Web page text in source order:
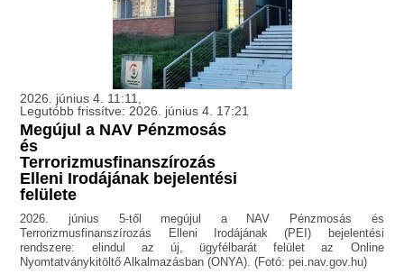
2026. június 4. 11:11,
Legutóbb frissítve: 2026. június 4. 17:21
Megújul a NAV Pénzmosás
és
Terrorizmusfinanszírozás
Elleni Irodájának bejelentési
felülete
2026. június 5-től megújul a NAV Pénzmosás és
Terrorizmusfinanszírozás Elleni Irodájának (PEI) bejelentési
rendszere: elindul az új, ügyfélbarát felület az Online
Nyomtatványkitöltő Alkalmazásban (ONYA). (Fotó: pei.nav.gov.hu)